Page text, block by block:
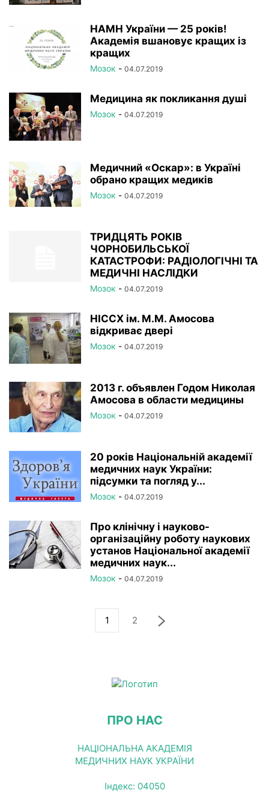
НАМН України — 25 років!
Академія вшановує кращих із
кращих
Мозок - 04.07.2019
Медицина як покликання душі
Мозок - 04.07.2019
Медичний «Оскар»: в Україні
обрано кращих медиків
Мозок - 04.07.2019
ТРИДЦЯТЬ РОКІВ
ЧОРНОБИЛЬСЬКОЇ
КАТАСТРОФИ: РАДІОЛОГІЧНІ ТА
МЕДИЧНІ НАСЛІДКИ
Мозок - 04.07.2019
НІССХ ім. М.М. Амосова
відкриває двері
Мозок - 04.07.2019
2013 г. объявлен Годом Николая
Амосова в области медицины
Мозок - 04.07.2019
20 років Національній академії
медичних наук України:
підсумки та погляд у...
Мозок - 04.07.2019
Про клінічну і науково-
організаційну роботу наукових
установ Національної академії
медичних наук...
Мозок - 04.07.2019
1 2
ПРО НАС
НАЦІОНАЛЬНА АКАДЕМІЯ
МЕДИЧНИХ НАУК УКРАЇНИ
Індекс: 04050